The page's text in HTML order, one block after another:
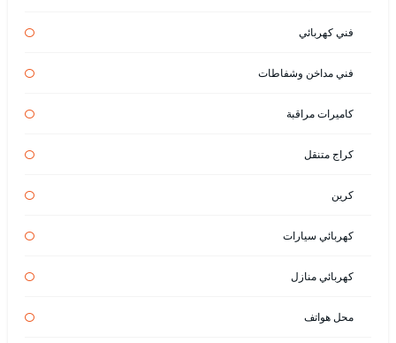
فني كهربائي
فني مداخن وشفاطات
كاميرات مراقبة
كراج متنقل
كرين
كهربائي سيارات
كهربائي منازل
محل هواتف